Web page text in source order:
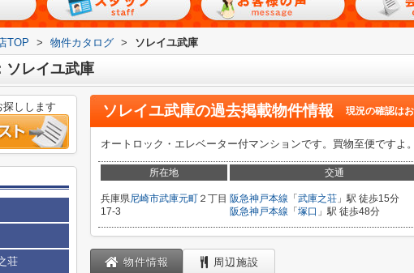
TOP > 物件カタログ > ソレイユ武庫
ソレイユ武庫
ソレイユ武庫の過去掲載物件情報 現況の確認は
オートロック・エレベーター付マンションです。買物至便ですよ。
所在地 交通
兵庫県尼崎市武庫元町 ２丁目
17-3
阪急神戸本線 「 武庫之荘 」駅 徒歩15分
阪急神戸本線 「 塚口 」駅 徒歩48分
物件情報 周辺施設
しします
荘